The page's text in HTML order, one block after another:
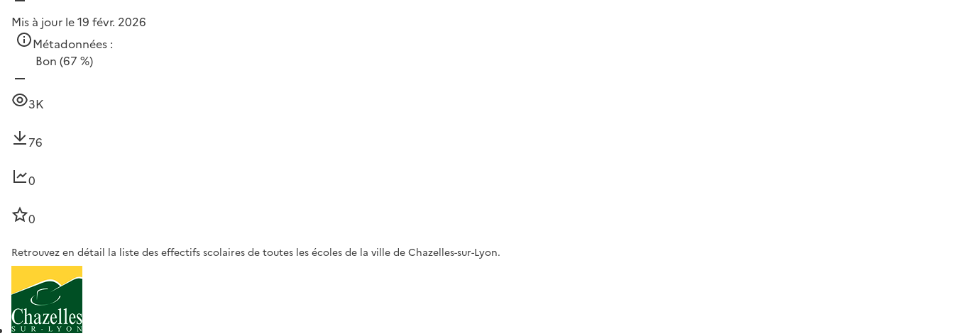
Mis à jour le 19 févr. 2026
Métadonnées :
Bon (67 %)
3K
76
0
0
Retrouvez en détail la liste des effectifs scolaires de toutes les écoles de la ville de Chazelles-sur-Lyon.